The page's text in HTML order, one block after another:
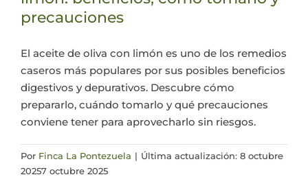
Mi cuenta
precauciones
El aceite de oliva con limón es uno de los remedios
caseros más populares por sus posibles beneficios
digestivos y depurativos. Descubre cómo
prepararlo, cuándo tomarlo y qué precauciones
conviene tener para aprovecharlo sin riesgos.
Por Finca La Pontezuela | Última actualización: 8 octubre
20257 octubre 2025